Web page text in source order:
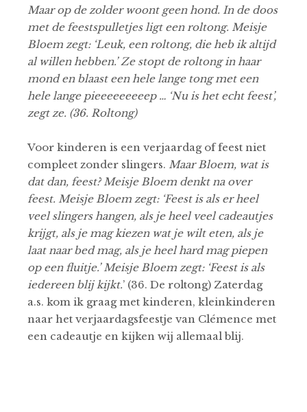
Maar op de zolder woont geen hond. In de doos
met de feestspulletjes ligt een roltong. Meisje
Bloem zegt: ‘Leuk, een roltong, die heb ik altijd
al willen hebben.’ Ze stopt de roltong in haar
mond en blaast een hele lange tong met een
hele lange pieeeeeeeeep … ‘Nu is het echt feest’,
zegt ze. (36. Roltong)
Voor kinderen is een verjaardag of feest niet
compleet zonder slingers. Maar Bloem, wat is
dat dan, feest? Meisje Bloem denkt na over
feest. Meisje Bloem zegt: ‘Feest is als er heel
veel slingers hangen, als je heel veel cadeautjes
krijgt, als je mag kiezen wat je wilt eten, als je
laat naar bed mag, als je heel hard mag piepen
op een fluitje.’ Meisje Bloem zegt: ‘Feest is als
iedereen blij kijkt.’ (36. De roltong) Zaterdag
a.s. kom ik graag met kinderen, kleinkinderen
naar het verjaardagsfeestje van Clémence met
een cadeautje en kijken wij allemaal blij.